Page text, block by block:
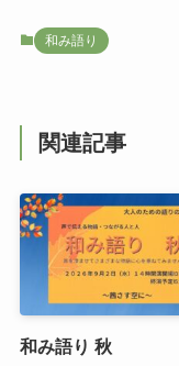
和み語り
関連記事
和み語り 秋